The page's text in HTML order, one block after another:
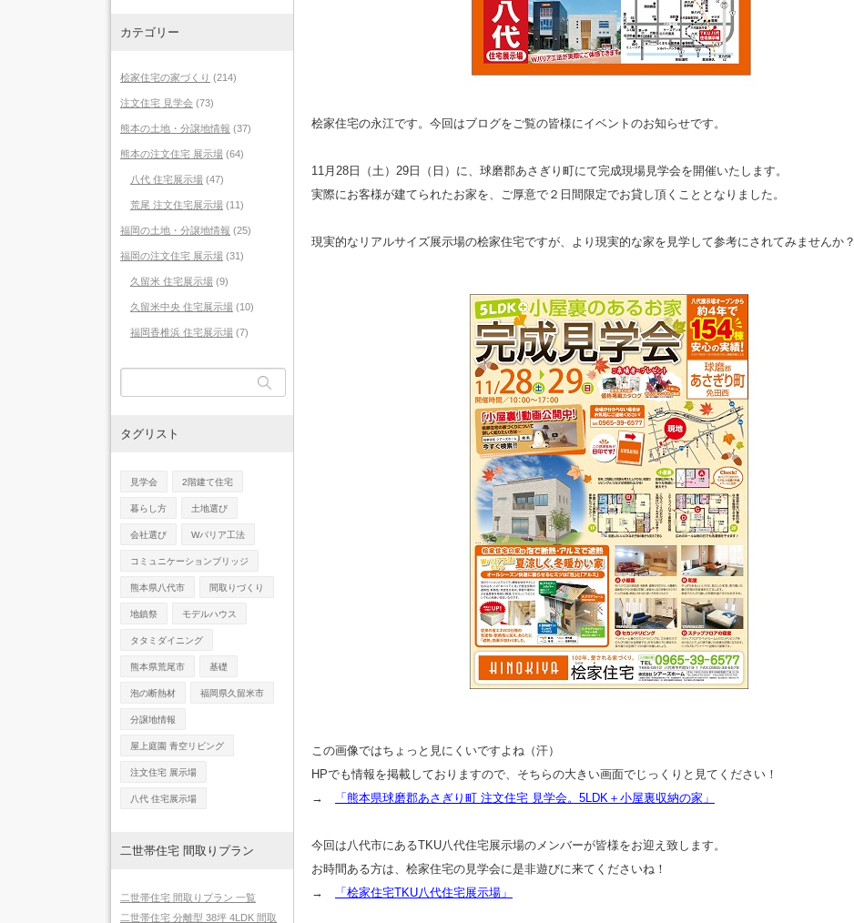
桧家住宅の永江です。今回はブログをご覧の皆様にイベントのお知らせです。
11月28日（土）29日（日）に、球磨郡あさぎり町にて完成現場見学会を開催いたします。
実際にお客様が建てられたお家を、ご厚意で２日間限定でお貸し頂くこととなりました。
現実的なリアルサイズ展示場の桧家住宅ですが、より現実的な家を見学して参考にされてみませんか？
この画像ではちょっと見にくいですよね（汗）
HPでも情報を掲載しておりますので、そちらの大きい画面でじっくりと見てください！
→
「熊本県球磨郡あさぎり町 注文住宅 見学会。5LDK＋小屋裏収納の家」
今回は八代市にあるTKU八代住宅展示場のメンバーが皆様をお迎え致します。
お時間ある方は、桧家住宅の見学会に是非遊びに来てくださいね！
→
「桧家住宅TKU八代住宅展示場」
カテゴリー
桧家住宅の家づくり (214)
注文住宅 見学会 (73)
熊本の土地・分譲地情報 (37)
熊本の注文住宅 展示場 (64)
八代 住宅展示場 (47)
荒尾 注文住宅展示場 (11)
福岡の土地・分譲地情報 (25)
福岡の注文住宅 展示場 (31)
久留米 住宅展示場 (9)
久留米中央 住宅展示場 (10)
福岡香椎浜 住宅展示場 (7)
タグリスト
見学会 2階建て住宅
暮らし方 土地選び
会社選び Wバリア工法
コミュニケーションブリッジ
熊本県八代市 間取りづくり
地鎮祭 モデルハウス
タタミダイニング
熊本県荒尾市 基礎
泡の断熱材 福岡県久留米市
分譲地情報
屋上庭園 青空リビング
注文住宅 展示場
八代 住宅展示場
二世帯住宅 間取りプラン
二世帯住宅 間取りプラン 一覧
二世帯住宅 分離型 38坪 4LDK 間取